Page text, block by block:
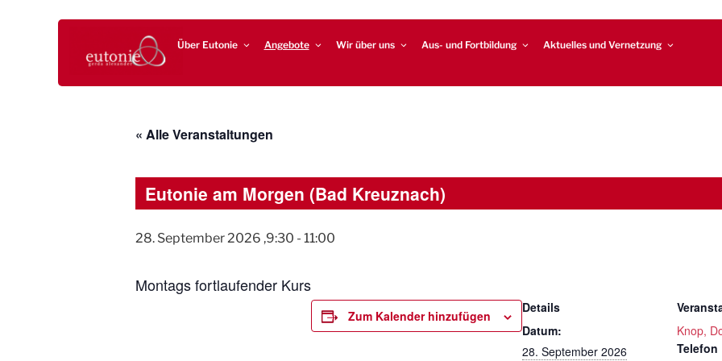
EUTONIE.DE
Über Eutonie Angebote Wir über uns Aus- und Fortbildung Aktuelles und Vernetzung
« Alle Veranstaltungen
Eutonie am Morgen (Bad Kreuznach)
28. September 2026 ,9:30 - 11:00
Montags fortlaufender Kurs
Zum Kalender hinzufügen
Details
Datum:
28. September 2026
Knop,
Telefon